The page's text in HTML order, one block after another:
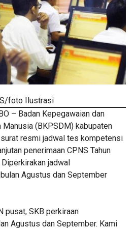
foto Ilustrasi
– Badan Kepegawaian dan
Manusia (BKPSDM) kabupaten
resmi jadwal tes kompetensi
penerimaan CPNS Tahun
jadwal
Agustus dan September
pusat, SKB perkiraan
Agustus dan September. Kami